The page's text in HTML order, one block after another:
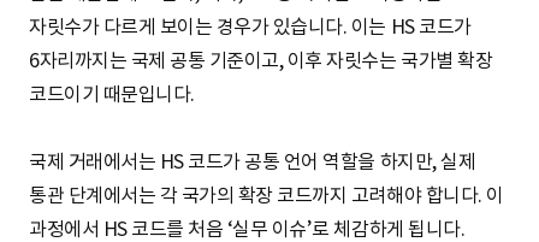
자릿수가 다르게 보이는 경우가 있습니다. 이는 HS 코드가
6자리까지는 국제 공통 기준이고, 이후 자릿수는 국가별 확장
코드이기 때문입니다.
국제 거래에서는 HS 코드가 공통 언어 역할을 하지만, 실제
통관 단계에서는 각 국가의 확장 코드까지 고려해야 합니다. 이
과정에서 HS 코드를 처음 ‘실무 이슈’로 체감하게 됩니다.